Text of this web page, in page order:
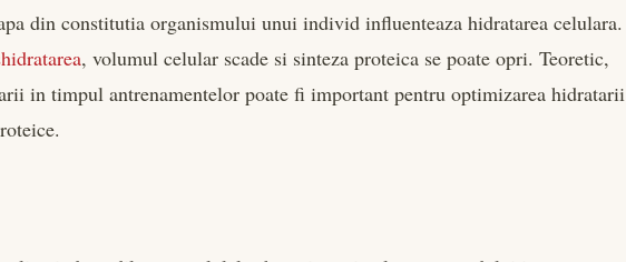
din constitutia organismului unui individ influenteaza hidratarea celulara.
, volumul celular scade si sinteza proteica se poate opri. Teoretic,
in timpul antrenamentelor poate fi important pentru optimizarea hidratarii